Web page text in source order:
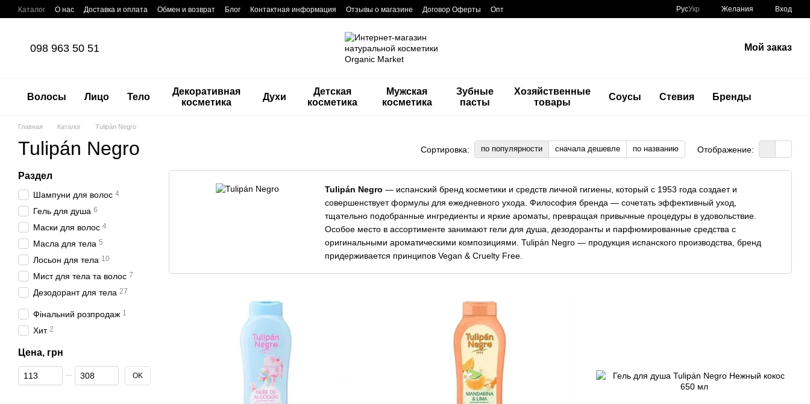
Перейти к основному контенту
Каталог О нас Доставка и оплата Обмен и возврат Блог Контактная информация Отзывы о магазине Договор Оферты Опт РусУкр Желания Вход
098 963 50 51 Мой заказ
Волосы Лицо Тело
Декоративная
косметика
Духи
Детская
косметика
Мужская
косметика
Зубные
пасты
Хозяйственные
товары
Соусы Стевия Бренды
Главная Каталог Tulipán Negro
Tulipán Negro Сортировка: по популярности сначала дешевле по названию Отображение:
Tulipán Negro — испанский бренд косметики и средств личной гигиены, который с 1953 года создает и
совершенствует формулы для ежедневного ухода. Философия бренда — сочетать эффективный уход,
тщательно подобранные ингредиенты и яркие ароматы, превращая привычные процедуры в удовольствие.
Особое место в ассортименте занимают гели для душа, дезодоранты и парфюмированные средства с
оригинальными ароматическими композициями. Tulipán Negro — продукция испанского производства, бренд
придерживается принципов Vegan & Cruelty Free.
Раздел
Шампуни для волос 4
Гель для душа 6
Маски для волос 4
Масла для тела 5
Лосьон для тела 10
Мист для тела та волос 7
Дезодорант для тела 27
Фінальний розпродаж 1
Хит 2
Цена, грн
От Цена, грн
До Цена, грн OK